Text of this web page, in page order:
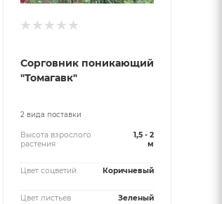
Сорговник поникающий
"Томагавк"
2 вида поставки
Высота взрослого
растения
1,5 - 2
м
Цвет соцветий Коричневый
Цвет листьев Зеленый